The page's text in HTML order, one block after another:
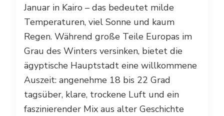
Januar in Kairo – das bedeutet milde
Temperaturen, viel Sonne und kaum
Regen. Während große Teile Europas im
Grau des Winters versinken, bietet die
ägyptische Hauptstadt eine willkommene
Auszeit: angenehme 18 bis 22 Grad
tagsüber, klare, trockene Luft und ein
faszinierender Mix aus alter Geschichte